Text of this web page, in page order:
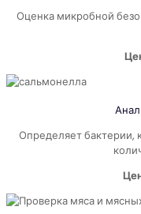
Оценка микробной
Определяет бактерии,